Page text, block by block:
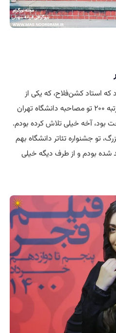
که استاد کشن‌فلاح، که یکی از
اساتید بزرگ تئاتر بود، من رو با رتبه ۲۰۰ تو مصاحبه دانشگاه تهران
بود، آخه خیلیتلاشکرده بودم.
تو جشنواره تئاتر دانشگاه بهم
شده بودم و از طرف دیگه خیلی